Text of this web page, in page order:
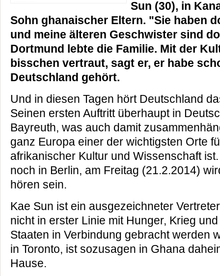
Sun (30), in
Sohn ghanaischer Eltern. "Sie haben
und meine älteren Geschwister sind
Dortmund lebte die Familie. Mit der
bisschen vertraut, sagt er, er habe
Deutschland gehört.
Und in diesen Tagen hört Deutschland
Seinen ersten Auftritt überhaupt in
Bayreuth, was auch damit
ganz Europa einer der wichtigsten Orte
afrikanischer Kultur und Wissenschaft
noch in Berlin, am Freitag (21.2.2014)
hören sein.
Kae Sun ist ein ausgezeichneter
nicht in erster Linie mit Hunger, Krieg
Staaten in Verbindung gebracht werden
in Toronto, ist sozusagen in Ghana
Hause.